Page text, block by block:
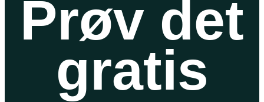
Prøv det
gratis